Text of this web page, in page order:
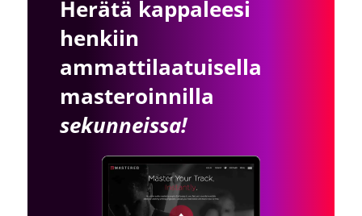
Herätä kappaleesi
henkiin
ammattilaatuisella
masteroinnilla
sekunneissa!